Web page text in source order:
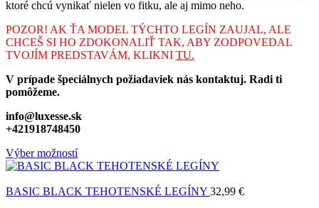
ktoré chcú vynikať nielen vo fitku, ale aj mimo neho.
POZOR! AK ŤA MODEL TÝCHTO LEGÍN ZAUJAL, ALE
CHCEŠ SI HO ZDOKONALIŤ TAK, ABY ZODPOVEDAL
TVOJÍM PREDSTAVÁM, KLIKNI TU.
V prípade špeciálnych požiadaviek nás kontaktuj. Radi ti
pomôžeme.
info@luxesse.sk
+421918748450
Výber možností
BASIC BLACK TEHOTENSKÉ LEGÍNY 32,99 €